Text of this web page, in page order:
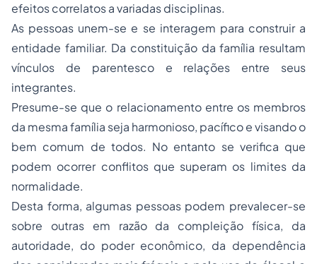
efeitos correlatos a variadas disciplinas.
As pessoas unem-se e se interagem para construir a
entidade familiar. Da constituição da família resultam
vínculos de parentesco e relações entre seus
integrantes.
Presume-se que o relacionamento entre os membros
da mesma família seja harmonioso, pacífico e visando o
bem comum de todos. No entanto se verifica que
podem ocorrer conflitos que superam os limites da
normalidade.
Desta forma, algumas pessoas podem prevalecer-se
sobre outras em razão da compleição física, da
autoridade, do poder econômico, da dependência